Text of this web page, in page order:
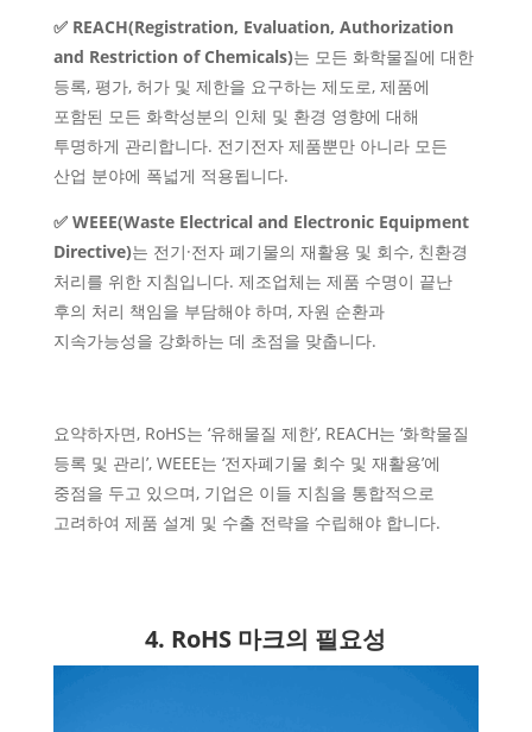
✅ REACH(Registration, Evaluation, Authorization
and Restriction of Chemicals)는 모든 화학물질에 대한
등록, 평가, 허가 및 제한을 요구하는 제도로, 제품에
포함된 모든 화학성분의 인체 및 환경 영향에 대해
투명하게 관리합니다. 전기전자 제품뿐만 아니라 모든
산업 분야에 폭넓게 적용됩니다.
✅ WEEE(Waste Electrical and Electronic Equipment
Directive)는 전기·전자 폐기물의 재활용 및 회수, 친환경
처리를 위한 지침입니다. 제조업체는 제품 수명이 끝난
후의 처리 책임을 부담해야 하며, 자원 순환과
지속가능성을 강화하는 데 초점을 맞춥니다.
요약하자면, RoHS는 ‘유해물질 제한’, REACH는 ‘화학물질
등록 및 관리’, WEEE는 ‘전자폐기물 회수 및 재활용’에
중점을 두고 있으며, 기업은 이들 지침을 통합적으로
고려하여 제품 설계 및 수출 전략을 수립해야 합니다.
4. RoHS 마크의 필요성